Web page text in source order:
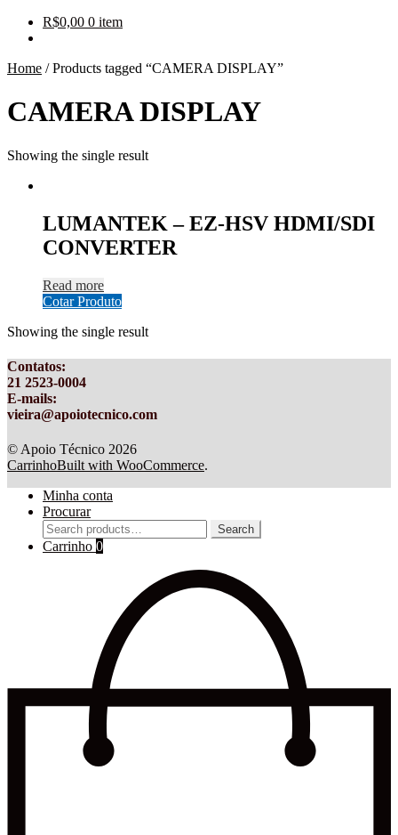
R$0,00 0 item
Home /Products tagged “CAMERA DISPLAY”
CAMERA DISPLAY
Showing the single result
LUMANTEK – EZ-HSV HDMI/SDI
CONVERTER
Read more
Cotar Produto
Showing the single result
Contatos:
21 2523-0004
E-mails:
vieira@apoiotecnico.com
© Apoio Técnico 2026
CarrinhoBuilt with WooCommerce.
Minha conta
Procurar
Search
for:
Search
Carrinho 0